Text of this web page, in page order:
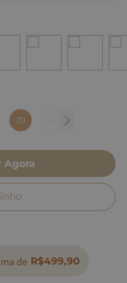
39
Agora
de R$499,90